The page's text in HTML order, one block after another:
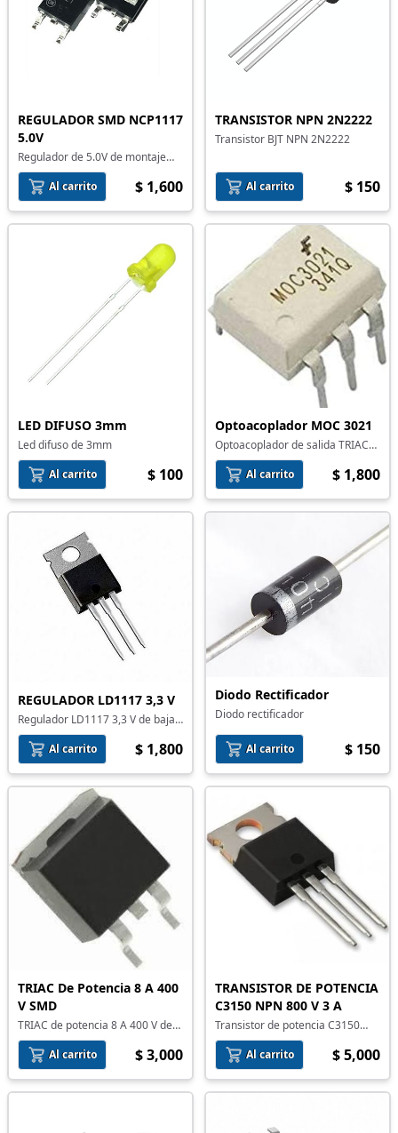
REGULADOR SMD NCP1117
5.0V
Regulador de 5.0V de montaje
superficial
Al carrito
$ 1,600
TRANSISTOR NPN 2N2222
Transistor BJT NPN 2N2222
Al carrito $ 150
LED DIFUSO 3mm
Led difuso de 3mm
Al carrito
$ 100
Optoacoplador MOC 3021
Optoacoplador de salida TRIAC
MOC 3021
Al carrito
$ 1,800
REGULADOR LD1117 3,3 V
Regulador LD1117 3,3 V de baja
caida
Al carrito
$ 1,800
Diodo Rectificador
Diodo rectificador
Al carrito $ 150
TRIAC De Potencia 8 A 400
V SMD
TRIAC de potencia 8 A 400 V de
montaje superficial
Al carrito
$ 3,000
TRANSISTOR DE POTENCIA
C3150 NPN 800 V 3 A
Transistor de potencia C3150
NPN 800 V 3 A
Al carrito
$ 5,000